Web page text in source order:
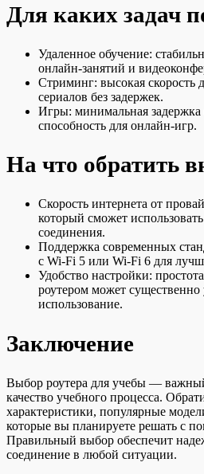
Для каких задач
Удаленное обучение:
онлайн-занятий и
Стриминг: высокая скорость
сериалов без задержек.
Игры: минимальная задержка
способность для онлайн-игр.
На что обратить
Скорость интернета от
который сможет
соединения.
Поддержка современных
с Wi-Fi 5 или Wi-Fi 6 для
Удобство настройки:
роутером может существенно
использование.
Заключение
Выбор роутера для учебы —
качество учебного процесса.
характеристики, популярные
которые вы планируете решать с
Правильный выбор обеспечит
соединение в любой ситуации.